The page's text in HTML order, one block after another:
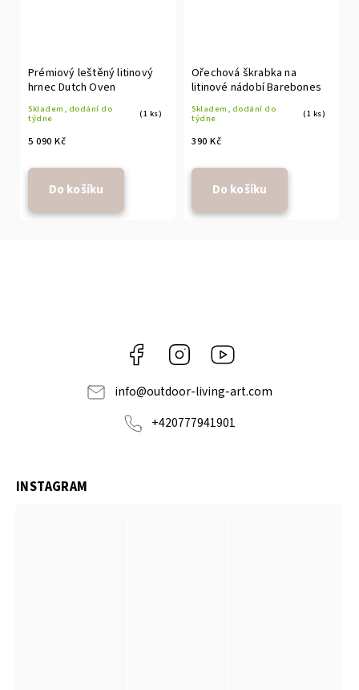
Prémiový leštěný litinový
hrnec Dutch Oven
Skladem, dodání do
týdne
(1 ks)
5 090 Kč
Do košíku
Ořechová škrabka na
litinové nádobí Barebones
Skladem, dodání do
týdne
(1 ks)
390 Kč
Do košíku
Facebook Instagram
info@outdoor-living-art.com
+420777941901
INSTAGRAM